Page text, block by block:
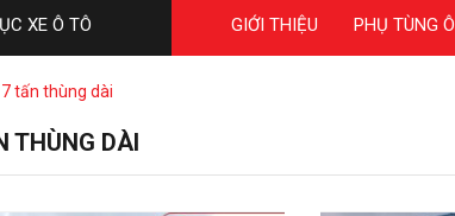
XE Ô TÔ GIỚI THIỆU PHỤ TÙNG
tấn thùng dài
THÙNG DÀI